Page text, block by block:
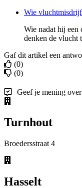
Wie
Wie nadat hij een
denken de vlucht
Gaf dit artikel een
(0)
(0)
Geef je mening
Turnhout
Broedersstraat 4
Hasselt